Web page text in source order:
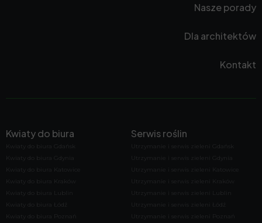
Nasze porady
Dla architektów
Kontakt
Kwiaty do biura
Kwiaty do biura Gdańsk
Kwiaty do biura Gdynia
Kwiaty do biura Katowice
Kwiaty do biura Kraków
Kwiaty do biura Lublin
Kwiaty do biura Łódź
Kwiaty do biura Poznań
Serwis roślin
Utrzymanie i serwis zieleni Gdańsk
Utrzymanie i serwis zieleni Gdynia
Utrzymanie i serwis zieleni Katowice
Utrzymanie i serwis zieleni Kraków
Utrzymanie i serwis zieleni Lublin
Utrzymanie i serwis zieleni Łódź
Utrzymanie i serwis zieleni Poznań